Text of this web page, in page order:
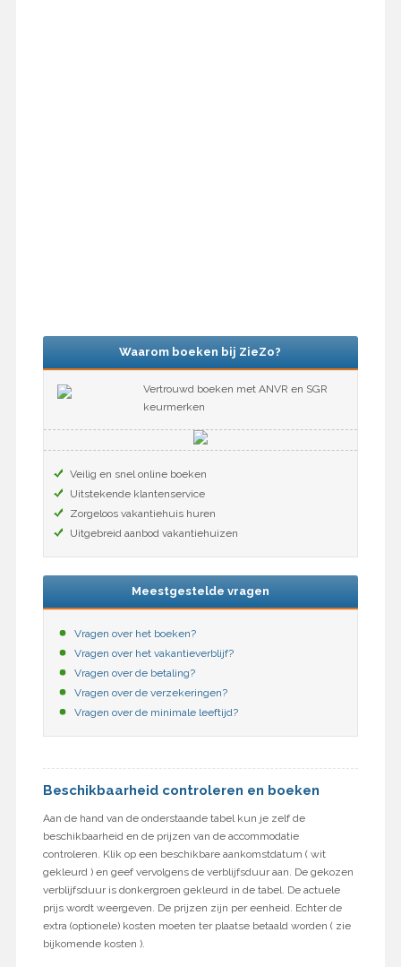
Waarom boeken bij ZieZo?
Vertrouwd boeken met ANVR en SGR
keurmerken
Veilig en snel online boeken
Uitstekende klantenservice
Zorgeloos vakantiehuis huren
Uitgebreid aanbod vakantiehuizen
Meestgestelde vragen
Vragen over het boeken?
Vragen over het vakantieverblijf?
Vragen over de betaling?
Vragen over de verzekeringen?
Vragen over de minimale leeftijd?
Beschikbaarheid controleren en boeken
Aan de hand van de onderstaande tabel kun je zelf de
beschikbaarheid en de prijzen van de accommodatie
controleren. Klik op een beschikbare aankomstdatum ( wit
gekleurd ) en geef vervolgens de verblijfsduur aan. De gekozen
verblijfsduur is donkergroen gekleurd in de tabel. De actuele
prijs wordt weergeven. De prijzen zijn per eenheid. Echter de
extra (optionele) kosten moeten ter plaatse betaald worden ( zie
bijkomende kosten ).